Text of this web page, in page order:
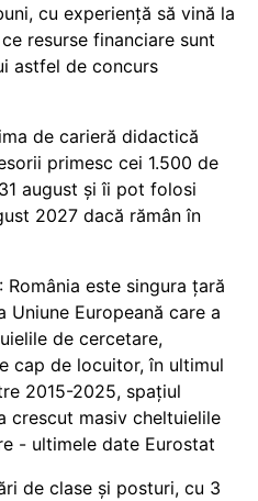
cu experiență să vină la
resurse financiare sunt
astfel de concurs
de carieră didactică
primesc cei 1.500 de
august și îi pot folosi
2027 dacă rămân în
România este singura țară
Uniune Europeană care a
de cercetare,
cap de locuitor, în ultimul
2015-2025, spațiul
crescut masiv cheltuielile
- ultimele date Eurostat
de clase și posturi, cu 3